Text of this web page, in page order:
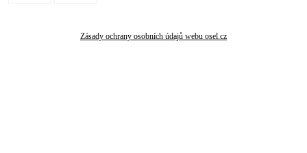
Zásady ochrany osobních údajů webu osel.cz